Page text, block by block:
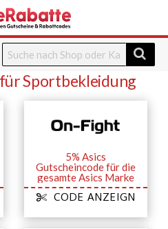
Sportbekleidung
5% Asics
Gutscheincode für die
gesamte Asics Marke
CODE ANZEIGN